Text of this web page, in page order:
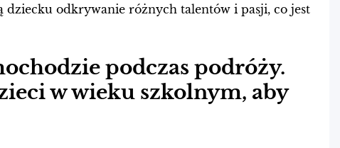
odkrywanie różnych talentów i pasji, co jest
podczas podróży.
w wieku szkolnym, aby